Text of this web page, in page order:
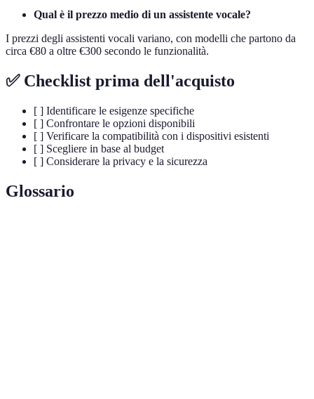
Qual è il prezzo medio di un assistente vocale?
I prezzi degli assistenti vocali variano, con modelli che partono da
circa €80 a oltre €300 secondo le funzionalità.
✅ Checklist prima dell'acquisto
[ ] Identificare le esigenze specifiche
[ ] Confrontare le opzioni disponibili
[ ] Verificare la compatibilità con i dispositivi esistenti
[ ] Scegliere in base al budget
[ ] Considerare la privacy e la sicurezza
Glossario